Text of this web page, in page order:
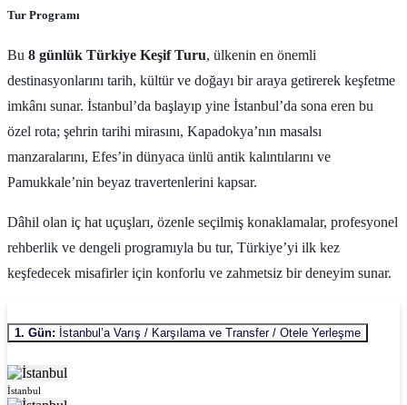
Tur Programı
Bu 8 günlük Türkiye Keşif Turu, ülkenin en önemli
destinasyonlarını tarih, kültür ve doğayı bir araya getirerek keşfetme
imkânı sunar. İstanbul’da başlayıp yine İstanbul’da sona eren bu
özel rota; şehrin tarihi mirasını, Kapadokya’nın masalsı
manzaralarını, Efes’in dünyaca ünlü antik kalıntılarını ve
Pamukkale’nin beyaz travertenlerini kapsar.
Dâhil olan iç hat uçuşları, özenle seçilmiş konaklamalar, profesyonel
rehberlik ve dengeli programıyla bu tur, Türkiye’yi ilk kez
keşfedecek misafirler için konforlu ve zahmetsiz bir deneyim sunar.
1. Gün: İstanbul’a Varış / Karşılama ve Transfer / Otele Yerleşme
İstanbul